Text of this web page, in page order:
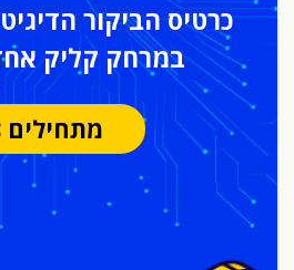
כרטיס הביקור
במרחק קליק
מתחילים